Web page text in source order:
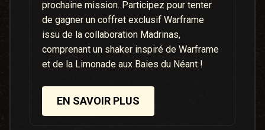
prochaine mission. Participez pour tenter
de gagner un coffret exclusif Warframe
issu de la collaboration Madrinas,
comprenant un shaker inspiré de Warframe
et de la Limonade aux Baies du Néant !
EN SAVOIR PLUS